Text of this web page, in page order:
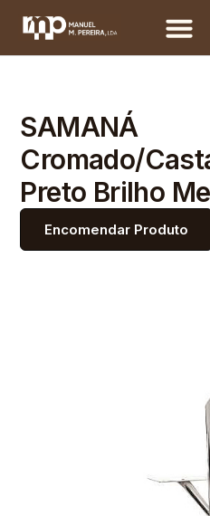
SAMANÁ
Cromado/
Preto Brilho
Encomendar Produto